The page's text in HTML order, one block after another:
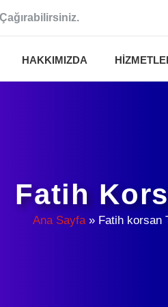
HAKKIMIZDA
Fatih
Ana Sayfa» Fatih korsan